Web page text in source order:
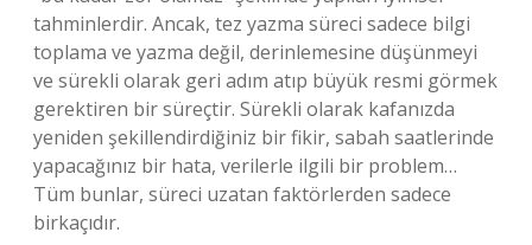
tahminlerdir. Ancak, tez yazma süreci sadece bilgi
toplama ve yazma değil, derinlemesine düşünmeyi
ve sürekli olarak geri adım atıp büyük resmi görmek
gerektiren bir süreçtir. Sürekli olarak kafanızda
yeniden şekillendirdiğiniz bir fikir, sabah saatlerinde
yapacağınız bir hata, verilerle ilgili bir problem…
Tüm bunlar, süreci uzatan faktörlerden sadece
birkaçıdır.